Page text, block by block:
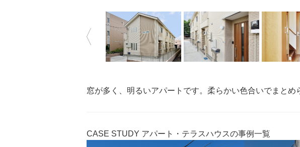
窓が多く、明るいアパートです。柔らかい色合いでまと
CASE STUDY アパート・テラスハウスの事例一覧